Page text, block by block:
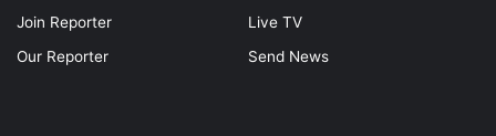
Join Reporter
Live TV
Our Reporter
Send News